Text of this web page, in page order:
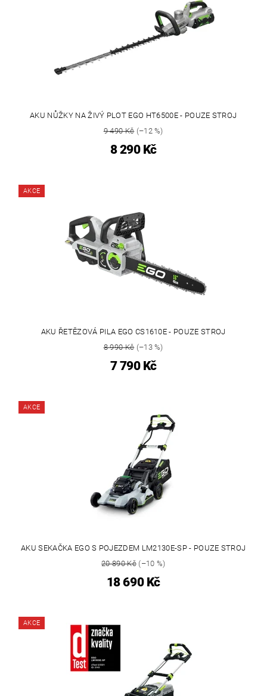
AKU NŮŽKY NA ŽIVÝ PLOT EGO HT6500E - POUZE STROJ
9 490 Kč(–12 %)
8 290 Kč
AKCE
AKU ŘETĚZOVÁ PILA EGO CS1610E - POUZE STROJ
8 990 Kč(–13 %)
7 790 Kč
AKCE
AKU SEKAČKA EGO S POJEZDEM LM2130E-SP - POUZE STROJ
20 890 Kč(–10 %)
18 690 Kč
AKCE